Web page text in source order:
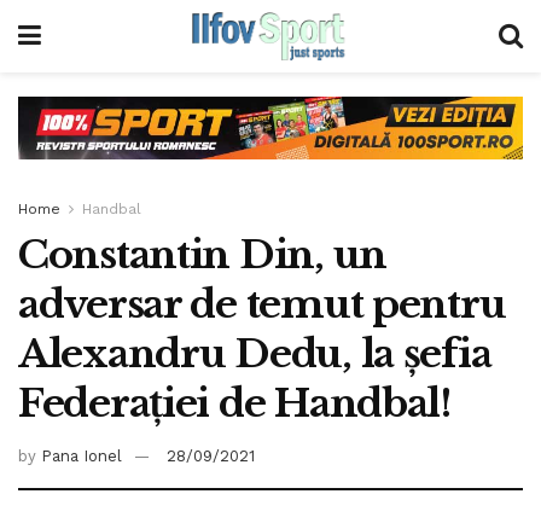
Home Handbal
Constantin Din, un
adversar de temut pentru
Alexandru Dedu, la șefia
Federației de Handbal!
by Pana Ionel 28/09/2021